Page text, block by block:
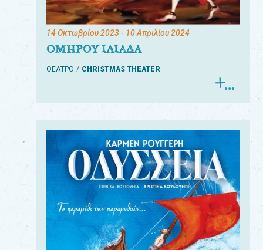
14 Οκτωβρίου 2023- 10 Απριλίου 2024
ΟΜΗΡΟΥ ΙΛΙΑΔΑ
ΘΕΑΤΡΟ CHRISTMAS THEATER